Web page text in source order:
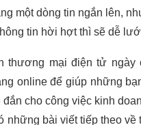
một dòng tin ngắn lên,
tin hời hợt thì sẽ dễ
thương mại điện tử ngày
online để giúp những
cho công việc kinh
những bài viết tiếp theo